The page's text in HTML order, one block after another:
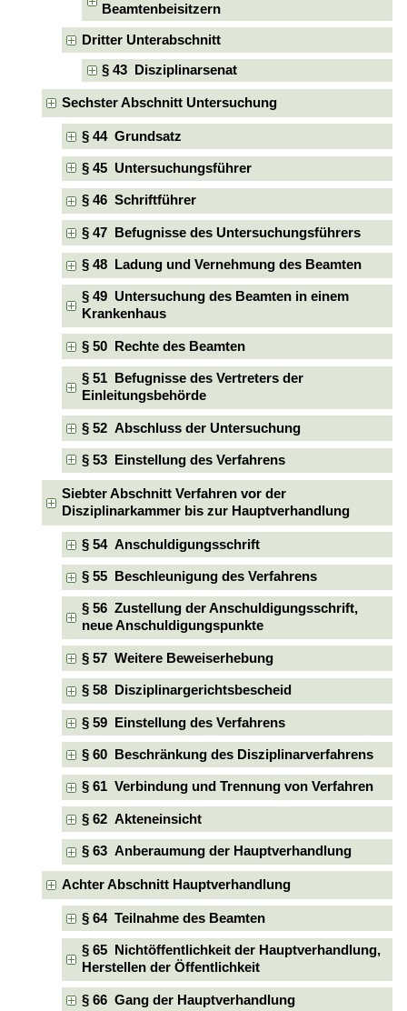
Beamtenbeisitzern
Dritter Unterabschnitt
§ 43 Disziplinarsenat
Sechster Abschnitt Untersuchung
§ 44 Grundsatz
§ 45 Untersuchungsführer
§ 46 Schriftführer
§ 47 Befugnisse des Untersuchungsführers
§ 48 Ladung und Vernehmung des Beamten
§ 49 Untersuchung des Beamten in einem
Krankenhaus
§ 50 Rechte des Beamten
§ 51 Befugnisse des Vertreters der
Einleitungsbehörde
§ 52 Abschluss der Untersuchung
§ 53 Einstellung des Verfahrens
Siebter Abschnitt Verfahren vor der
Disziplinarkammer bis zur Hauptverhandlung
§ 54 Anschuldigungsschrift
§ 55 Beschleunigung des Verfahrens
§ 56 Zustellung der Anschuldigungsschrift,
neue Anschuldigungspunkte
§ 57 Weitere Beweiserhebung
§ 58 Disziplinargerichtsbescheid
§ 59 Einstellung des Verfahrens
§ 60 Beschränkung des Disziplinarverfahrens
§ 61 Verbindung und Trennung von Verfahren
§ 62 Akteneinsicht
§ 63 Anberaumung der Hauptverhandlung
Achter Abschnitt Hauptverhandlung
§ 64 Teilnahme des Beamten
§ 65 Nichtöffentlichkeit der Hauptverhandlung,
Herstellen der Öffentlichkeit
§ 66 Gang der Hauptverhandlung